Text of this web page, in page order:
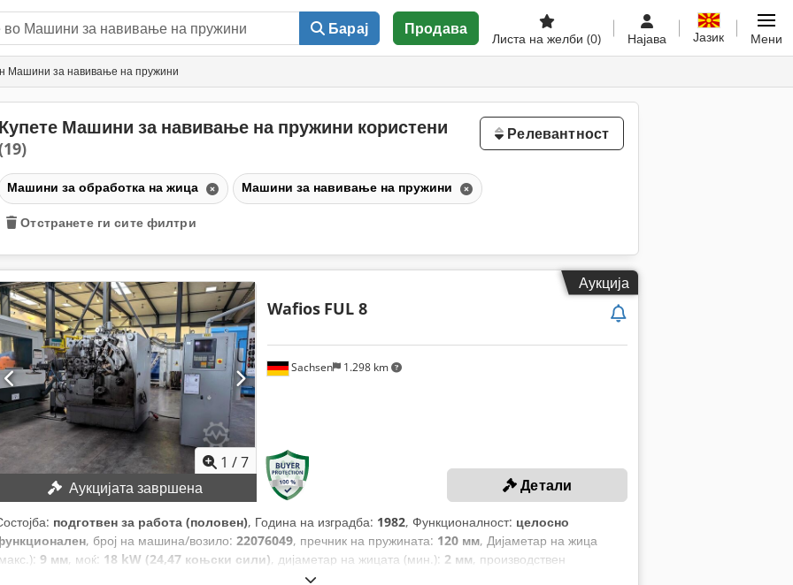
Барај Продава
Листа на желби (0) Најава Јазик Мени
Машини за навивање на пружини
Купете Машини за навивање на пружини користени Релевантност
Машини за обработка на жица Машини за навивање на пружини
Отстранете ги сите филтри
Аукција
1 /7
Аукцијата завршена
Sachsen 1.298 km
Wafios FUL 8
Детали
подготвен за работа (половен), Година на изградба: 1982, Функционалност: целосно
, број на машина/возило: 22076049, пречник на пружината: 120 мм, Дијаметар на жица
9 мм, моќ: 18 kW (24,47 коњски сили), дијаметар на жицата (мин.): 2 мм, производствен